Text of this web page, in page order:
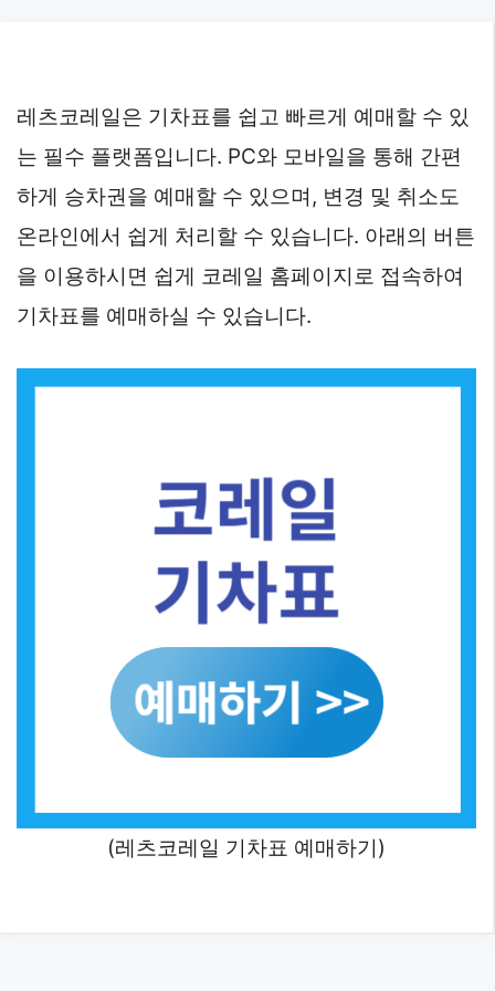
레츠코레일은 기차표를 쉽고 빠르게 예매할 수 있
는 필수 플랫폼입니다. PC와 모바일을 통해 간편
하게 승차권을 예매할 수 있으며, 변경 및 취소도
온라인에서 쉽게 처리할 수 있습니다. 아래의 버튼
을 이용하시면 쉽게 코레일 홈페이지로 접속하여
기차표를 예매하실 수 있습니다.
(레츠코레일 기차표 예매하기)